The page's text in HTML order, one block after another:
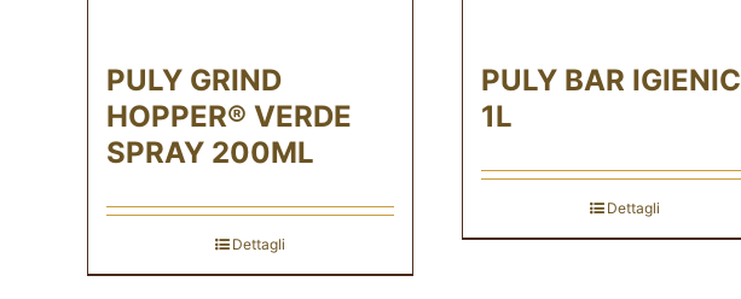
PULY GRIND
HOPPER® VERDE
SPRAY 200ML
Dettagli
PULY BAR IGIENIC
1L
Dettagli